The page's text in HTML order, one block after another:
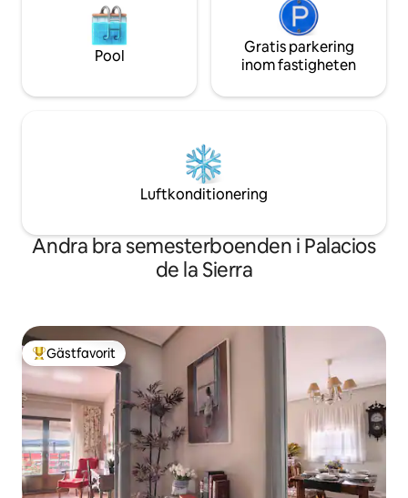
Pool
Gratis parkering
inom fastigheten
Luftkonditionering
Andra bra semesterboenden i Palacios
de la Sierra
Populär gästfavorit
Gästfavorit